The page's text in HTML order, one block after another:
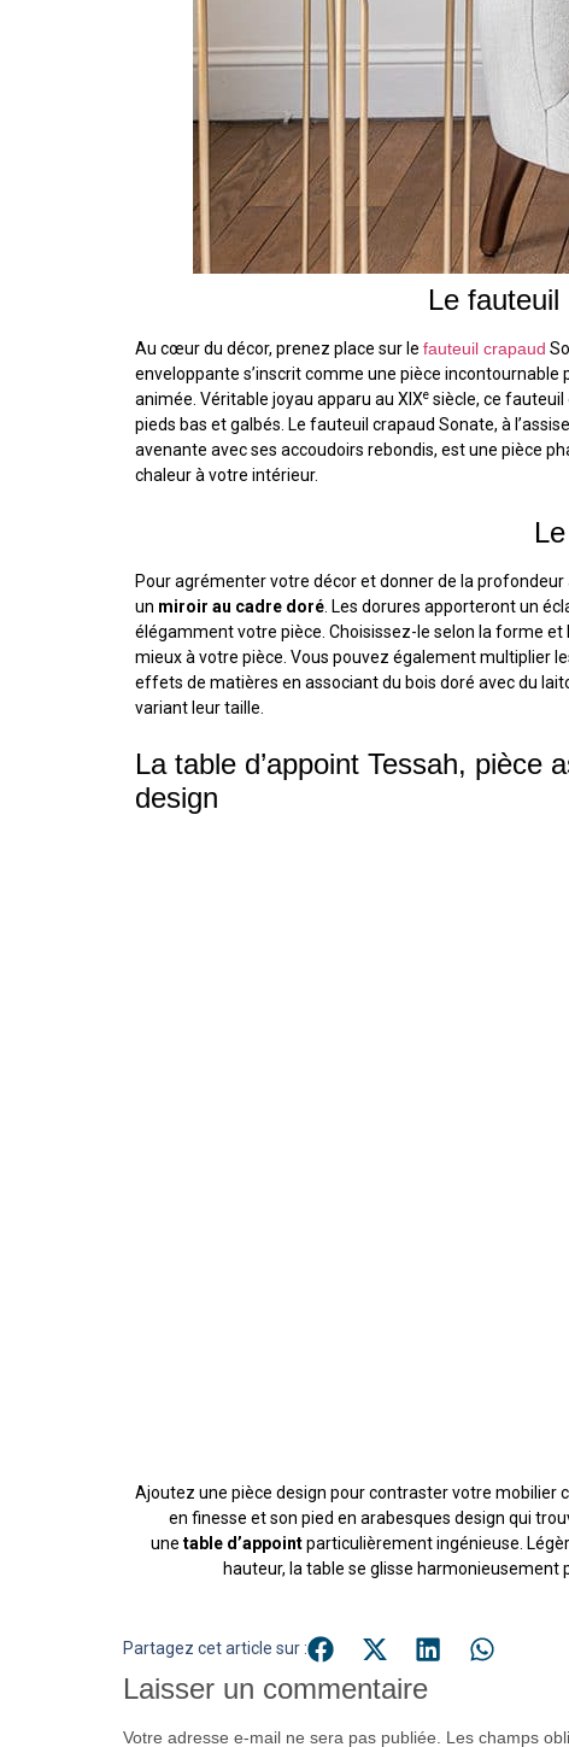
Le
Au cœur du décor, prenez place sur le fauteuil crapaud
enveloppante s’inscrit comme une pièce
animée. Véritable joyau apparu au XIXe siècle, ce fauteuil
pieds bas et galbés. Le fauteuil crapaud Sonate, à
avenante avec ses accoudoirs rebondis, est une pièce
chaleur à votre intérieur.
Pour agrémenter votre décor et donner de la
un miroir au cadre doré . Les dorures apporteront un
élégamment votre pièce. Choisissez-le selon la forme et
mieux à votre pièce. Vous pouvez également multiplier
effets de matières en associant du bois doré avec du
variant leur taille.
La table d’appoint Tessah, pièce
design
Ajoutez une pièce design pour contraster votre mobilier
en finesse et son pied en arabesques design qui
une table d’appointparticulièrement ingénieuse.
hauteur, la table se glisse harmonieusement
Partagez cet article sur :
Laisser un commentaire
Votre adresse e-mail ne sera pas publiée. Les champs